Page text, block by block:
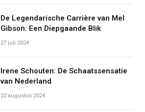
De Legendarische Carrière van Mel
Gibson: Een Diepgaande Blik
27 juli 2024
Irene Schouten: De Schaatssensatie
van Nederland
22 augustus 2024